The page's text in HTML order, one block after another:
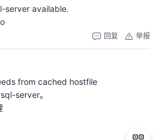
server available.
举报
回复
from cached hostfile
server。